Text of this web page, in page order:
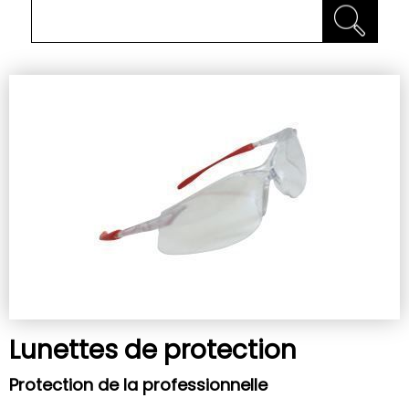
Lunettes de protection
Protection de la professionnelle